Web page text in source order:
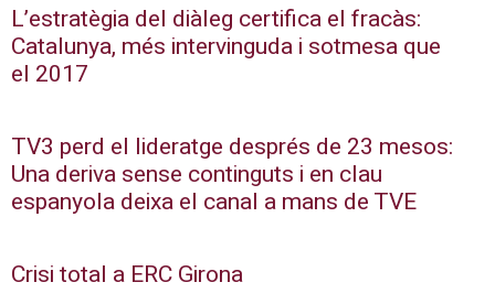
L’estratègia del diàleg certifica el fracàs:
Catalunya, més intervinguda i sotmesa que
el 2017
TV3 perd el lideratge després de 23 mesos:
Una deriva sense continguts i en clau
espanyola deixa el canal a mans de TVE
Crisi total a ERC Girona